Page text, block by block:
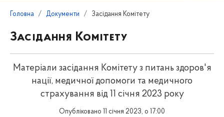
Головна Документи Засідання Комітету
Засідання Комітету
Матеріали засідання Комітету з питань здоров'я
нації, медичної допомоги та медичного
страхування від 11 січня 2023 року
Опубліковано 11 січня 2023, о 17:00